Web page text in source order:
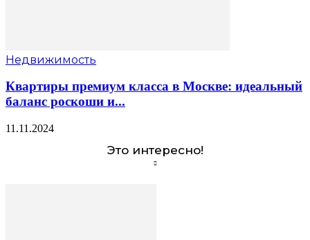
Недвижимость
Квартиры премиум класса в Москве: идеальный
баланс роскоши и...
11.11.2024
Это интересно!